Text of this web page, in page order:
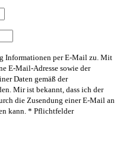
Informationen per E-Mail zu. Mit
E-Mail-Adresse sowie der
Daten gemäß der
Mir ist bekannt, dass ich der
die Zusendung einer E-Mail an
kann. * Pflichtfelder